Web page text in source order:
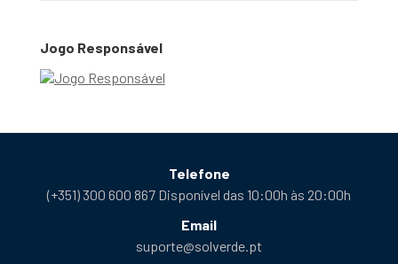
Jogo Responsável
Telefone
(+351) 300 600 867 Disponível das 10:00h às 20:00h
Email
suporte@solverde.pt